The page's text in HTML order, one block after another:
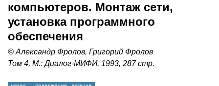
компьютеров. Монтаж сети,
установка программного
обеспечения
© Александр Фролов, Григорий Фролов
Том 4, М.: Диалог-МИФИ, 1993, 287 стр.